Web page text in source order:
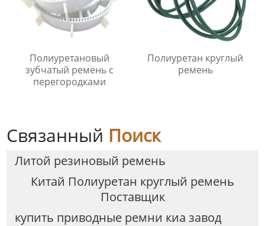
Полиуретановый
зубчатый ремень с
перегородками
Полиуретан круглый
ремень
Связанный Поиск
Литой резиновый ремень
Китай Полиуретан круглый ремень
Поставщик
купить приводные ремни киа завод